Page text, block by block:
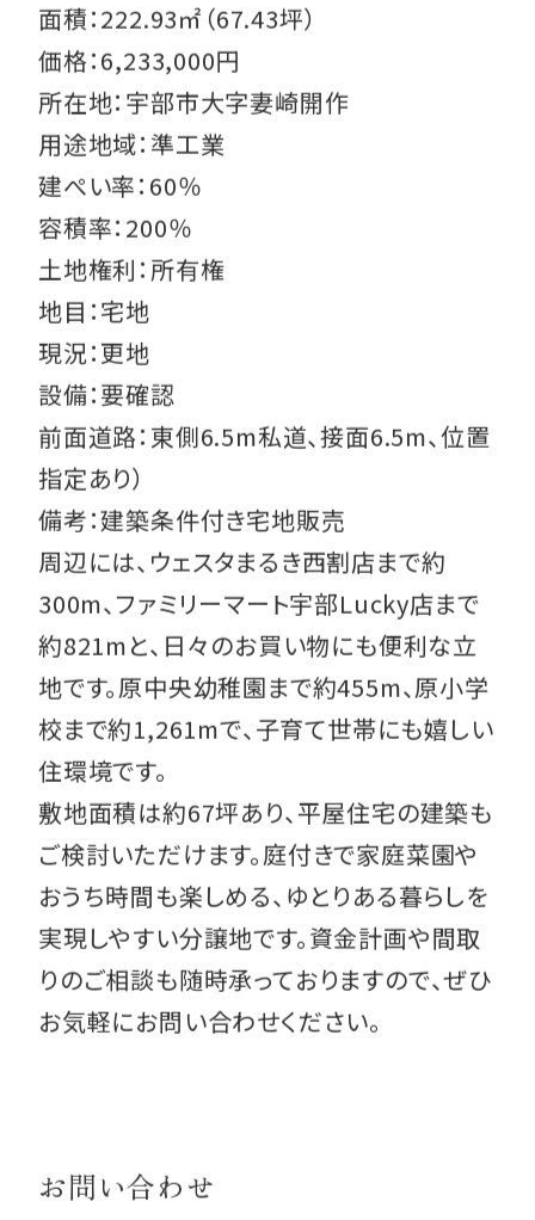
面積：222.93㎡（67.43坪）
価格：6,233,000円
所在地：宇部市大字妻崎開作
用途地域：準工業
建ぺい率：60％
容積率：200％
土地権利：所有権
地目：宅地
現況：更地
設備：要確認
前面道路：東側6.5m私道、接面6.5m、位置
指定あり）
備考：建築条件付き宅地販売
周辺には、ウェスタまるき西割店まで約
300m、ファミリーマート宇部Lucky店まで
約821mと、日々のお買い物にも便利な立
地です。原中央幼稚園まで約455m、原小学
校まで約1,261mで、子育て世帯にも嬉しい
住環境です。
敷地面積は約67坪あり、平屋住宅の建築も
ご検討いただけます。庭付きで家庭菜園や
おうち時間も楽しめる、ゆとりある暮らしを
実現しやすい分譲地です。資金計画や間取
りのご相談も随時承っておりますので、ぜひ
お気軽にお問い合わせください。
お問い合わせ